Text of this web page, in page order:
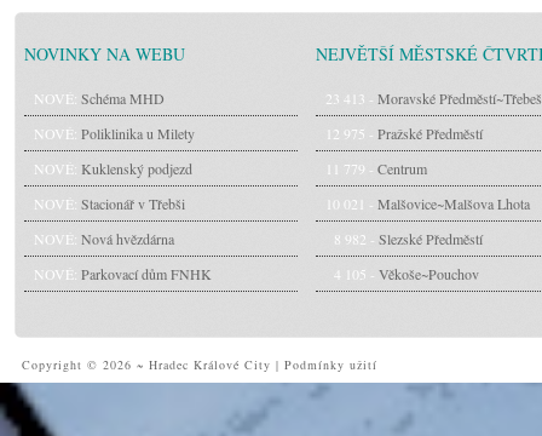
NOVINKY NA WEBU
NOVÉ: Schéma MHD
NOVÉ: Poliklinika u Milety
NOVÉ: Kuklenský podjezd
NOVÉ: Stacionář v Třebši
NOVÉ: Nová hvězdárna
NOVÉ: Parkovací dům FNHK
NEJVĚTŠÍ MĚSTSKÉ
23 413 - Moravské Předměstí~Třebeš
12 975 - Pražské Předměstí
11 779 - Centrum
10 021 - Malšovice~Malšova Lhota
8 982 - Slezské Předměstí
4 105 - Věkoše~Pouchov
Copyright © 2026 ~ Hradec Králové City | Podmínky užití